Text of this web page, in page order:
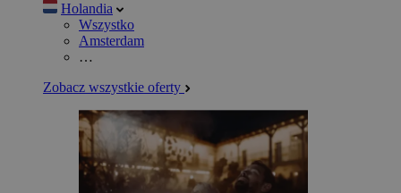
Holandia
Wszystko
Amsterdam
…
Zobacz wszystkie oferty